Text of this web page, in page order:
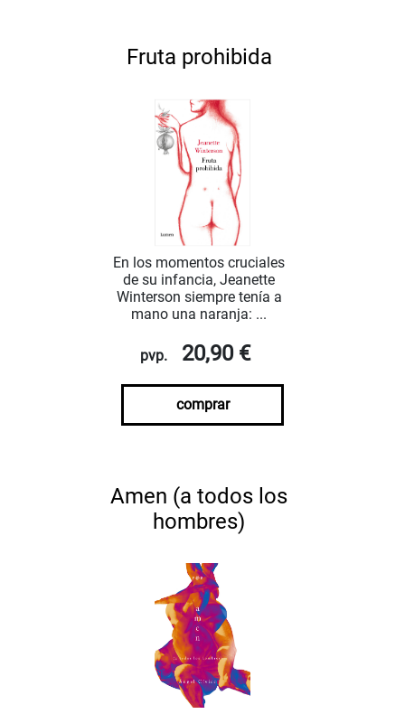
Fruta prohibida
En los momentos cruciales
de su infancia, Jeanette
Winterson siempre tenía a
mano una naranja: ...
pvp. 20,90 €
comprar
Amen (a todos los
hombres)